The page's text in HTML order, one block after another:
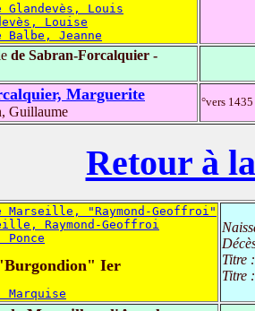
Glandevès, Louis
Louise
Balbe, Jeanne
de Sabran-Forcalquier -
Marguerite
Guillaume
°vers
Retour à
Marseille, "Raymond-Geoffroi"
Raymond-Geoffroi
Ponce
Ier
Titre
Titre